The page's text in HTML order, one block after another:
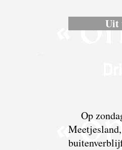
Uit
Op